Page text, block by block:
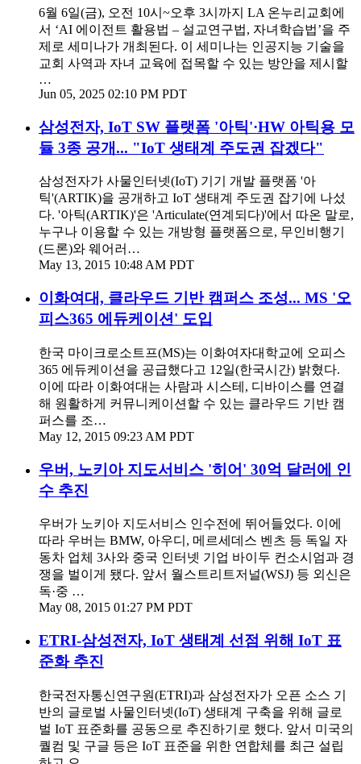
6월 6일(금), 오전 10시~오후 3시까지 LA 온누리교회에
서 ‘AI 에이전트 활용법 – 설교연구법, 자녀학습법’을 주
제로 세미나가 개최된다. 이 세미나는 인공지능 기술을
교회 사역과 자녀 교육에 접목할 수 있는 방안을 제시할
…
Jun 05, 2025 02:10 PM PDT
삼성전자, IoT SW 플랫폼 '아틱'·HW 아틱용 모
듈 3종 공개... "IoT 생태계 주도권 잡겠다"
삼성전자가 사물인터넷(IoT) 기기 개발 플랫폼 '아
틱'(ARTIK)을 공개하고 IoT 생태계 주도권 잡기에 나섰
다. '아틱(ARTIK)'은 'Articulate(연계되다)'에서 따온 말로,
누구나 이용할 수 있는 개방형 플랫폼으로, 무인비행기
(드론)와 웨어러…
May 13, 2015 10:48 AM PDT
이화여대, 클라우드 기반 캠퍼스 조성... MS '오
피스365 에듀케이션' 도입
한국 마이크로소트프(MS)는 이화여자대학교에 오피스
365 에듀케이션을 공급했다고 12일(한국시간) 밝혔다.
이에 따라 이화여대는 사람과 시스테, 디바이스를 연결
해 원활하게 커뮤니케이션할 수 있는 클라우드 기반 캠
퍼스를 조…
May 12, 2015 09:23 AM PDT
우버, 노키아 지도서비스 '히어' 30억 달러에 인
수 추진
우버가 노키아 지도서비스 인수전에 뛰어들었다. 이에
따라 우버는 BMW, 아우디, 메르세데스 벤츠 등 독일 자
동차 업체 3사와 중국 인터넷 기업 바이두 컨소시엄과 경
쟁을 벌이게 됐다. 앞서 월스트리트저널(WSJ) 등 외신은
독·중 …
May 08, 2015 01:27 PM PDT
ETRI-삼성전자, IoT 생태계 선점 위해 IoT 표
준화 추진
한국전자통신연구원(ETRI)과 삼성전자가 오픈 소스 기
반의 글로벌 사물인터넷(IoT) 생태계 구축을 위해 글로
벌 IoT 표준화를 공동으로 추진하기로 했다. 앞서 미국의
퀄컴 및 구글 등은 IoT 표준을 위한 연합체를 최근 설립